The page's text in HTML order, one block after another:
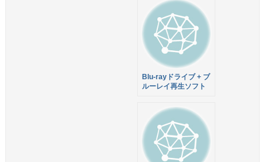
売中！２本目以降は
+$15で購入可！6月
10日まで
Blu-rayドライブ + ブ
ルーレイ再生ソフト